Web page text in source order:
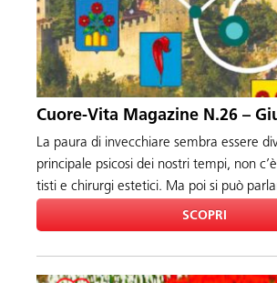
Cuore-Vita Magazine N.26 –
La paura di invecchiare sembra essere
principale psicosi dei nostri tempi, non
tisti e chirurgi estetici. Ma poi si può
SCOPRI